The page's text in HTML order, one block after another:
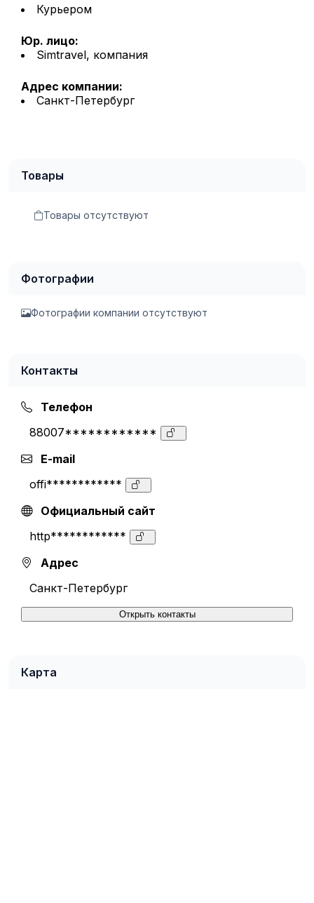
Курьером
Юр. лицо:
Simtravel, компания
Адрес компании:
Санкт-Петербург
Товары
Товары отсутствуют
Фотографии
Фотографии компании отсутствуют
Контакты
Телефон
88007************
E-mail
offi************
Официальный сайт
http************
Адрес
Санкт-Петербург
Открыть контакты
Карта